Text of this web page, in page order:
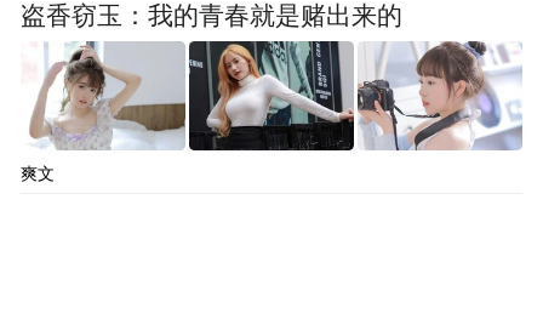
盗香窃玉：我的青春就是赌出来的
爽文